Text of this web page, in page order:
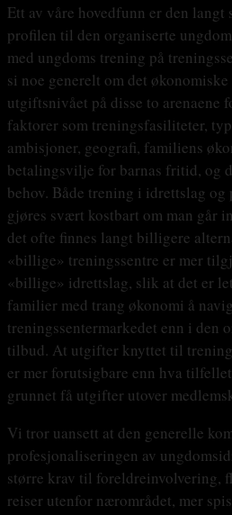
Ett av våre hovedfunn er den
profilen til den organiserte
med ungdoms trening på
si noe generelt om det
utgiftsnivået på disse to arenaene
faktorer som treningsfasiliteter,
ambisjoner, geografi, familiens
betalingsvilje for barnas fritid, og
behov. Både trening i idrettslag og
gjøres svært kostbart om man går
det ofte finnes langt billigere
«billige» treningssentre er mer
«billige» idrettslag, slik at det er
familier med trang økonomi å
treningssentermarkedet enn i den
tilbud. At utgifter knyttet til
er mer forutsigbare enn hva
grunnet få utgifter utover
Vi tror uansett at den generelle
profesjonaliseringen av
større krav til foreldreinvolvering,
reiser utenfor nærområdet, mer